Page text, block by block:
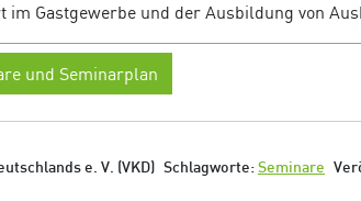
im Gastgewerbe und der Ausbildung von
und Seminarplan
e. V. (VKD) Schlagworte: Seminare